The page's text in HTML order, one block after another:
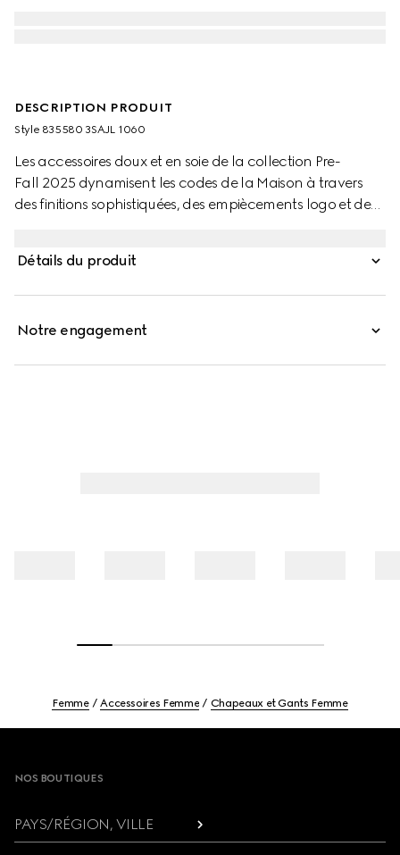
DESCRIPTION PRODUIT
Style ‎835580 3SAJL 1060
Les accessoires doux et en soie de la collection Pre-
Fall 2025 dynamisent les codes de la Maison à travers
des finitions sophistiquées, des empiècements logo et de
Détails du produit
Notre engagement
Femme Accessoires Femme Chapeaux et Gants Femme
NOS BOUTIQUES
PAYS/RÉGION, VILLE